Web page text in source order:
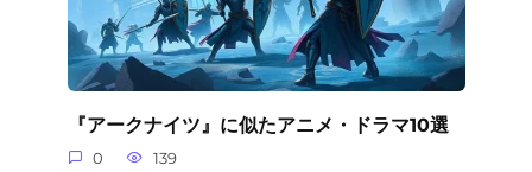
『アークナイツ』に似たアニメ・ドラマ10選
0 139